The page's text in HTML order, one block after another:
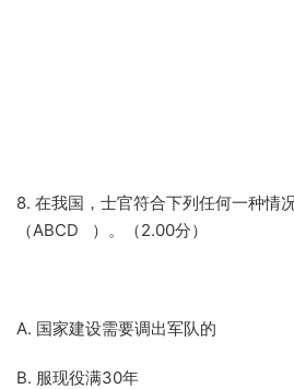
8. 在我国，士官符合下列任何一种情
（ABCD ）。（2.00分）
A. 国家建设需要调出军队的
B. 服现役满30年